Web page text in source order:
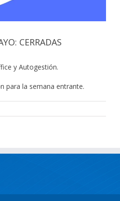
CERRADAS
y Autogestión.
para la semana entrante.